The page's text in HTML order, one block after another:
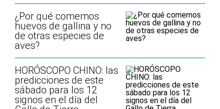
¿Por qué comemos
huevos de gallina y no
de otras especies de
aves?
HORÓSCOPO CHINO: las
predicciones de este
sábado para los 12
signos en el día del